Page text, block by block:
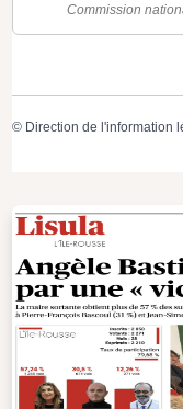
Commission
© Direction de l'information